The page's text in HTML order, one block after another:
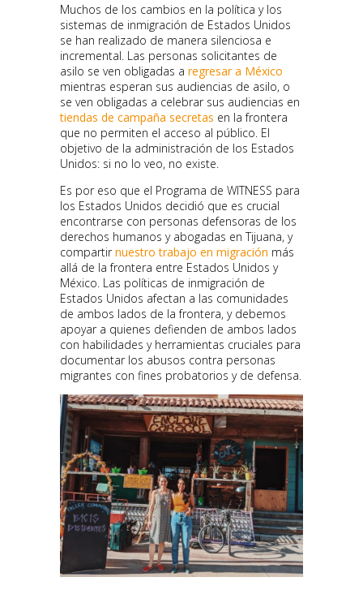
Muchos de los cambios en la política y los
sistemas de inmigración de Estados Unidos
se han realizado de manera silenciosa e
incremental. Las personas solicitantes de
asilo se ven obligadas a regresar a México
mientras esperan sus audiencias de asilo, o
se ven obligadas a celebrar sus audiencias en
tiendas de campaña secretas en la frontera
que no permiten el acceso al público. El
objetivo de la administración de los Estados
Unidos: si no lo veo, no existe.
Es por eso que el Programa de WITNESS para
los Estados Unidos decidió que es crucial
encontrarse con personas defensoras de los
derechos humanos y abogadas en Tijuana, y
compartirnuestro trabajo en migración más
allá de la frontera entre Estados Unidos y
México. Las políticas de inmigración de
Estados Unidos afectan a las comunidades
de ambos lados de la frontera, y debemos
apoyar a quienes defienden de ambos lados
con habilidades y herramientas cruciales para
documentar los abusos contra personas
migrantes con fines probatorios y de defensa.